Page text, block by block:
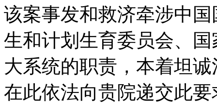
该案事发和救济牵涉中
生和计划生育委员会、
大系统的职责，本着坦
在此依法向贵院递交此要